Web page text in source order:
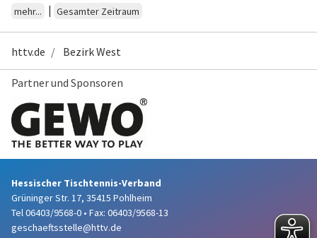
mehr...
| Gesamter Zeitraum
httv.de Bezirk West
Partner und Sponsoren
Hessischer Tischtennis-Verband
Grüninger Str. 17, 35415 Pohlheim
Tel 06403/9568-0 • Fax: 06403/9568-13
geschaeftsstelle@httv.de